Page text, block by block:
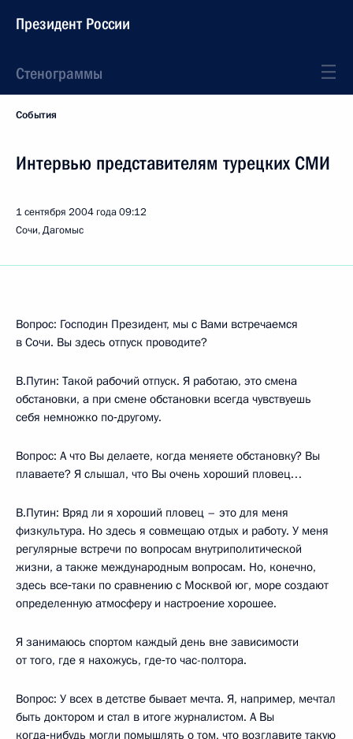
Президент России
Стенограммы
События
Интервью представителям турецких СМИ
1 сентября 2004 года09:12
Сочи, Дагомыс
Вопрос: Господин Президент, мы с Вами встречаемся
в Сочи. Вы здесь отпуск проводите?
В.Путин: Такой рабочий отпуск. Я работаю, это смена
обстановки, а при смене обстановки всегда чувствуешь
себя немножко по‑другому.
Вопрос: А что Вы делаете, когда меняете обстановку? Вы
плаваете? Я слышал, что Вы очень хороший пловец…
В.Путин: Вряд ли я хороший пловец – это для меня
физкультура. Но здесь я совмещаю отдых и работу. У меня
регулярные встречи по вопросам внутриполитической
жизни, а также международным вопросам. Но, конечно,
здесь все‑таки по сравнению с Москвой юг, море создают
определенную атмосферу и настроение хорошее.
Я занимаюсь спортом каждый день вне зависимости
от того, где я нахожусь, где‑то час-полтора.
Вопрос: У всех в детстве бывает мечта. Я, например, мечтал
быть доктором и стал в итоге журналистом. А Вы
когда‑нибудь могли помышлять о том, что возглавите такую